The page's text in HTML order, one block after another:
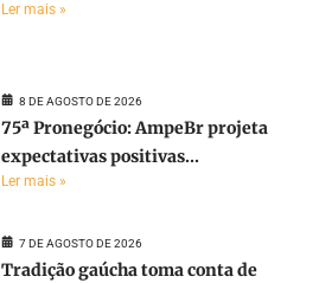
Ler mais »
8 DE AGOSTO DE 2026
75ª Pronegócio: AmpeBr projeta
expectativas positivas...
Ler mais »
7 DE AGOSTO DE 2026
Tradição gaúcha toma conta de